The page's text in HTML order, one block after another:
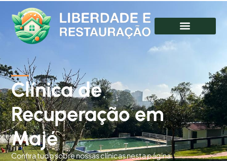
Clínica de
Recuperação em
Majé
Confira tudo sobre nossas clínicas nesta página